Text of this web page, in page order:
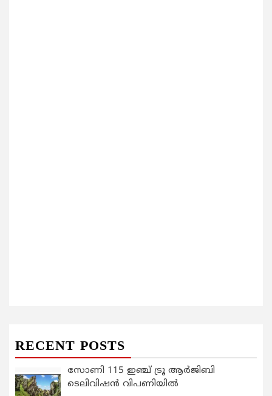
RECENT POSTS
സോണി 115 ഇഞ്ച് ട്രൂ ആർജിബി
ടെലിവിഷൻ വിപണിയിൽ